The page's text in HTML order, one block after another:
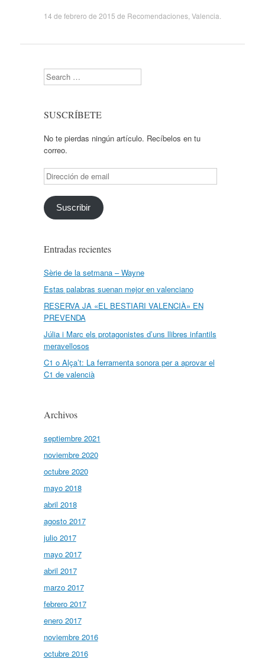
14 de febrero de 2015 de Recomendaciones, Valencia
Search
SUSCRÍBETE
No te pierdas ningún artículo. Recíbelos en tu
correo.
Dirección
de
email
Suscribir
Entradas recientes
Sèrie de la setmana – Wayne
Estas palabras suenan mejor en valenciano
RESERVA JA «EL BESTIARI VALENCIÀ» EN
PREVENDA
Júlia i Marc els protagonistes d’uns llibres infantils
meravellosos
C1 o Alça’t: La ferramenta sonora per a aprovar el
C1 de valencià
Archivos
septiembre 2021
noviembre 2020
octubre 2020
mayo 2018
abril 2018
agosto 2017
julio 2017
mayo 2017
abril 2017
marzo 2017
febrero 2017
enero 2017
noviembre 2016
octubre 2016